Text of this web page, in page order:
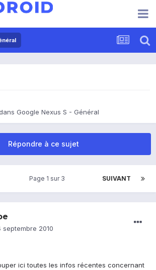
Google Nexus S - Général
Répondre à ce sujet
SUIVANT
Page 1 sur 3
septembre 2010
ici toutes les infos récentes concernant